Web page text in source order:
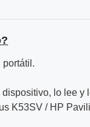
portátil.
lo lee
K53SV / HP